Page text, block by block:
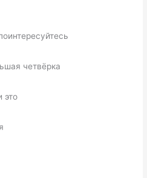
четвёрка
это